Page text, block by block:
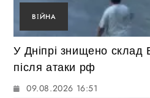
ВІЙНА
У Дніпрі знищено склад
після атаки рф
09.08.2026 16:51